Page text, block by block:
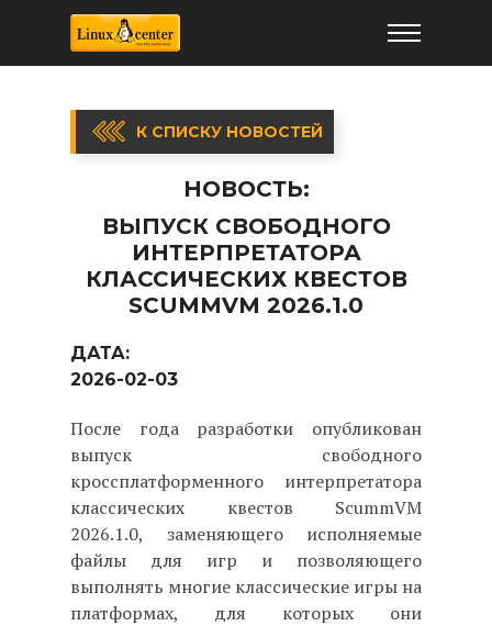
К СПИСКУ НОВОСТЕЙ
НОВОСТЬ:
ВЫПУСК СВОБОДНОГО
ИНТЕРПРЕТАТОРА
КЛАССИЧЕСКИХ КВЕСТОВ
SCUMMVM 2026.1.0
ДАТА:
2026-02-03
После года разработки опубликован
выпуск свободного
кроссплатформенного интерпретатора
классических квестов ScummVM
2026.1.0, заменяющего исполняемые
файлы для игр и позволяющего
выполнять многие классические игры на
платформах, для которых они